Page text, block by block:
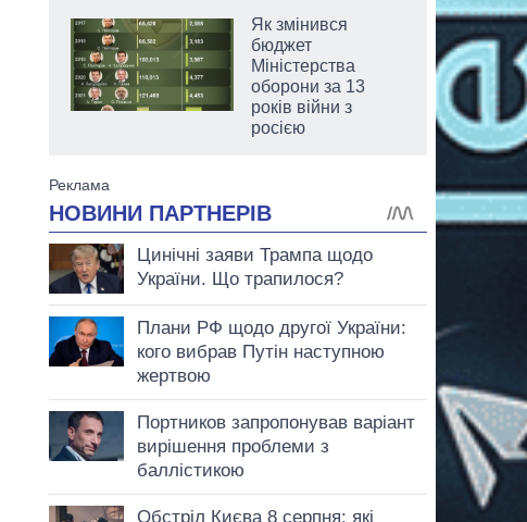
Як змінився
бюджет
Міністерства
оборони за 13
років війни з
росією